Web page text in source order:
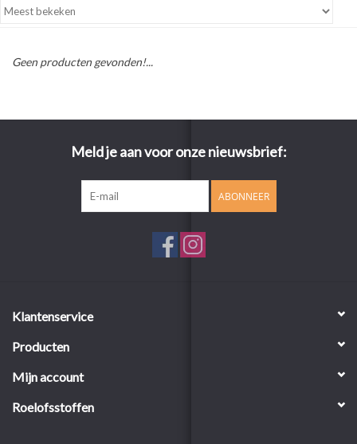
Geen producten gevonden!...
Meld je aan voor onze nieuwsbrief:
ABONNEER
Klantenservice
Producten
Mijn account
Roelofsstoffen